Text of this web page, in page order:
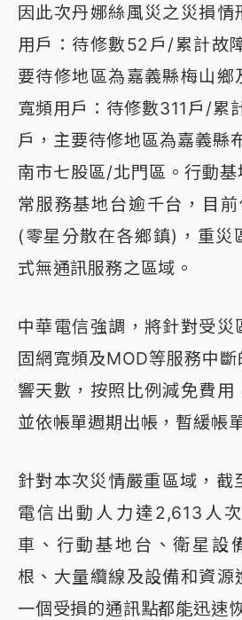
因此次丹娜絲風災之災損情
用戶：待修數52戶/累計故
要待修地區為嘉義縣梅山鄉
寬頻用戶：待修數311戶/累
戶，主要待修地區為嘉義縣
南市七股區/北門區。行動
常服務基地台逾千台，目
(零星分散在各鄉鎮)，重災
式無通訊服務之區域。
中華電信強調，將針對受災
固網寬頻及MOD等服務中
響天數，按照比例減免費用
並依帳單週期出帳，暫緩帳
針對本次災情嚴重區域，截
電信出動人力達2,613人
車、行動基地台、衛星設
根、大量纜線及設備和資源
一個受損的通訊點都能迅速